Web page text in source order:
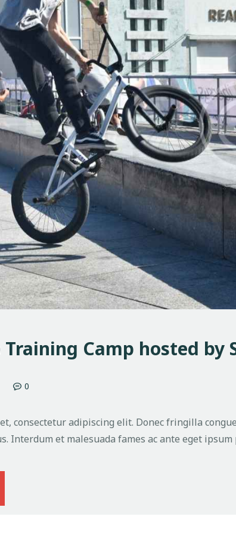
Training Camp hosted by
0
consectetur adipiscing elit. Donec fringilla
Interdum et malesuada fames ac ante eget